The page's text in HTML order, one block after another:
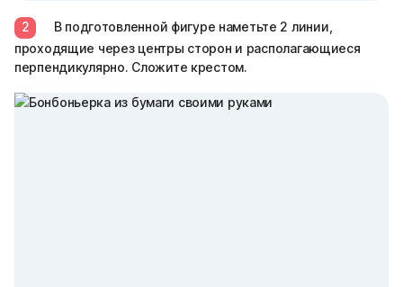
2
В подготовленной фигуре наметьте 2 линии,
проходящие через центры сторон и располагающиеся
перпендикулярно. Сложите крестом.